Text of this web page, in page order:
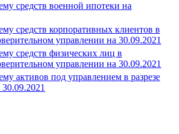
средств военной ипотеки на
средств корпоративных клиентов в
управлении на 30.09.2021
средств физических лиц в
управлении на 30.09.2021
активов под управлением в разрезе